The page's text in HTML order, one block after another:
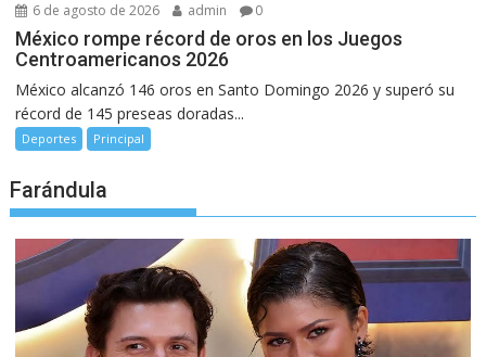
6 de agosto de 2026 admin 0
México rompe récord de oros en los Juegos
Centroamericanos 2026
México alcanzó 146 oros en Santo Domingo 2026 y superó su
récord de 145 preseas doradas...
Deportes Principal
Farándula